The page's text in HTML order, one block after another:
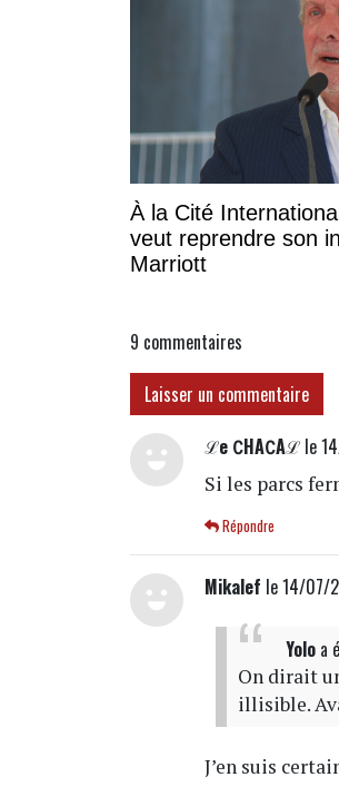
À la Cité
veut reprendre son
Marriott
9 commentaires
Laisser un commentaire
ℒe ∁HA∁Aℒ le
Si les parcs
Répondre
Mikalef le 14/07/
Yolo a
On dirait
illisible.
J’en suis